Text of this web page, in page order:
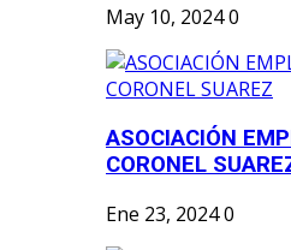
May 10, 20240
ASOCIACIÓN
CORONEL
Ene 23, 20240